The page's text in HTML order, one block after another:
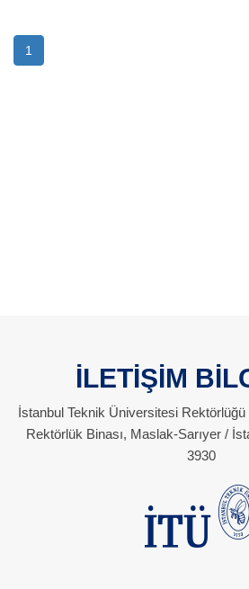
1
İLETİŞİM
İstanbul Teknik Üniversitesi
Rektörlük Binası, Maslak-Sarıyer /
3930